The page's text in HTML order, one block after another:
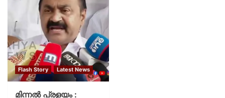
Flash Story Latest News
മിന്നല്‍ പ്രളയം :